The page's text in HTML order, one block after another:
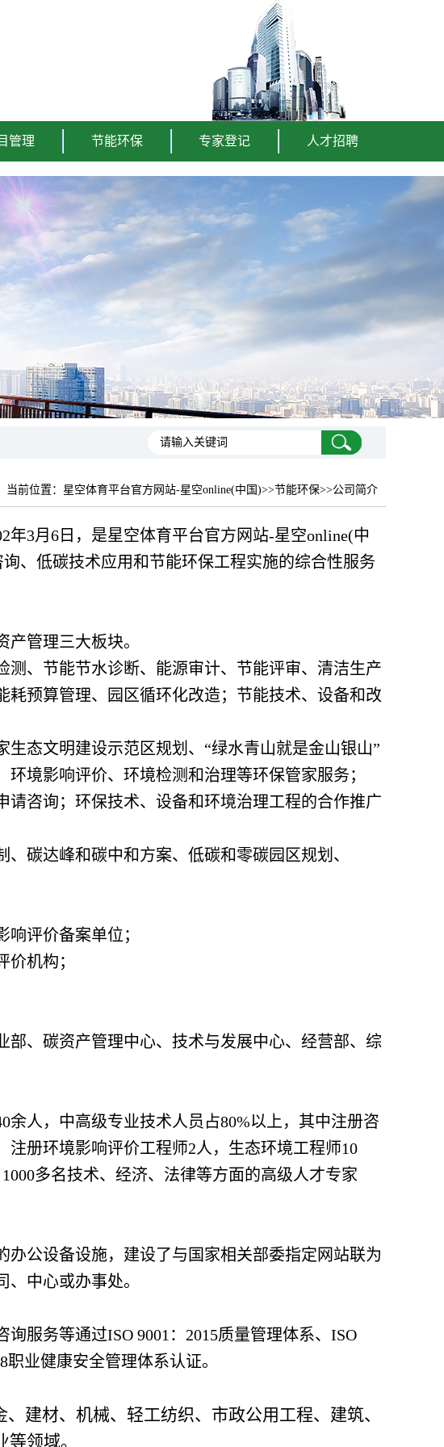
管理 节能环保 专家登记 人才招聘
当前位置： 星空体育平台官方网站-星空online(中国)>>节能环保>>公司简介
年3月6日，是星空体育平台官方网站-星空online(中
、低碳技术应用和节能环保工程实施的综合性服务
管理三大板块。
测、节能节水诊断、能源审计、节能评审、清洁生产
预算管理、园区循环化改造；节能技术、设备和改
态文明建设示范区规划、“绿水青山就是金山银山”
境影响评价、环境检测和治理等环保管家服务；
请咨询；环保技术、设备和环境治理工程的合作推广
碳达峰和碳中和方案、低碳和零碳园区规划、
评价备案单位；
机构；
部、碳资产管理中心、技术与发展中心、经营部、综
余人，中高级专业技术人员占80%以上，其中注册咨
册环境影响评价工程师2人，生态环境工程师10
多名技术、经济、法律等方面的高级人才专家
办公设备设施，建设了与国家相关部委指定网站联为
中心或办事处。
服务等通过ISO 9001：2015质量管理体系、ISO
职业健康安全管理体系认证。
建材、机械、轻工纺织、市政公用工程、建筑、
领域。